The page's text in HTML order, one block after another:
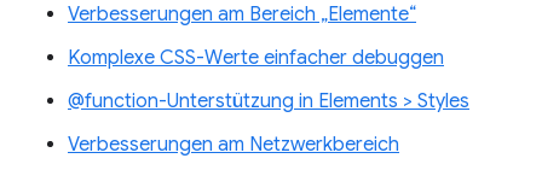
Verbesserungen am Bereich „Elemente“
Komplexe CSS-Werte einfacher debuggen
@function-Unterstützung in Elements > Styles
Verbesserungen am Netzwerkbereich